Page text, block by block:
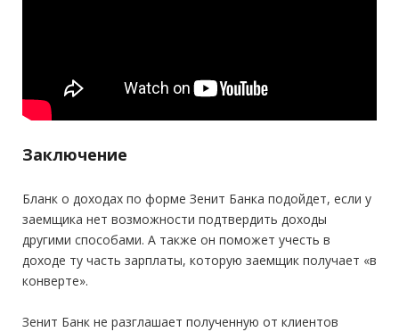
Заключение
Бланк о доходах по форме Зенит Банка подойдет, если у
заемщика нет возможности подтвердить доходы
другими способами. А также он поможет учесть в
доходе ту часть зарплаты, которую заемщик получает «в
конверте».
Зенит Банк не разглашает полученную от клиентов